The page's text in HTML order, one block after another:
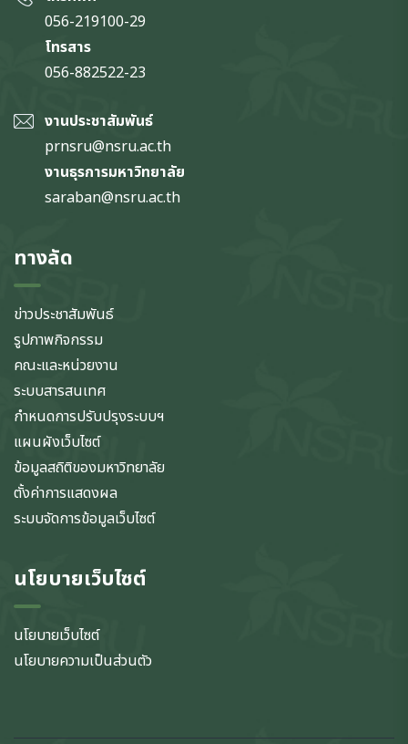
056-219100-29
โทรสาร
056-882522-23
งานประชาสัมพันธ์
prnsru@nsru.ac.th
งานธุรการมหาวิทยาลัย
saraban@nsru.ac.th
ทางลัด
ข่าวประชาสัมพันธ์
รูปภาพกิจกรรม
คณะและหน่วยงาน
ระบบสารสนเทศ
กำหนดการปรับปรุงระบบฯ
แผนผังเว็บไซต์
ข้อมูลสถิติของมหาวิทยาลัย
ตั้งค่าการแสดงผล
ระบบจัดการข้อมูลเว็บไซต์
นโยบายเว็บไซต์
นโยบายเว็บไซต์
นโยบายความเป็นส่วนตัว